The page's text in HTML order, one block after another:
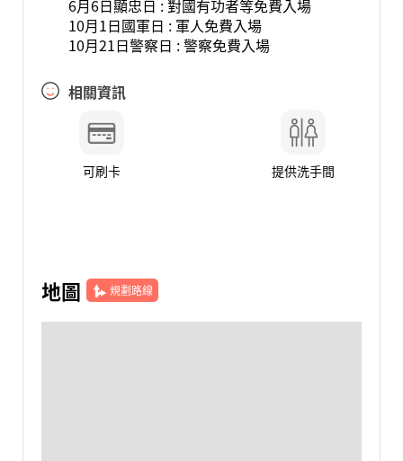
6月6日顯忠日 : 對國有功者等免費入場
10月1日國軍日 : 軍人免費入場
10月21日警察日 : 警察免費入場
相關資訊
可刷卡 提供洗手間
地圖 規劃路線